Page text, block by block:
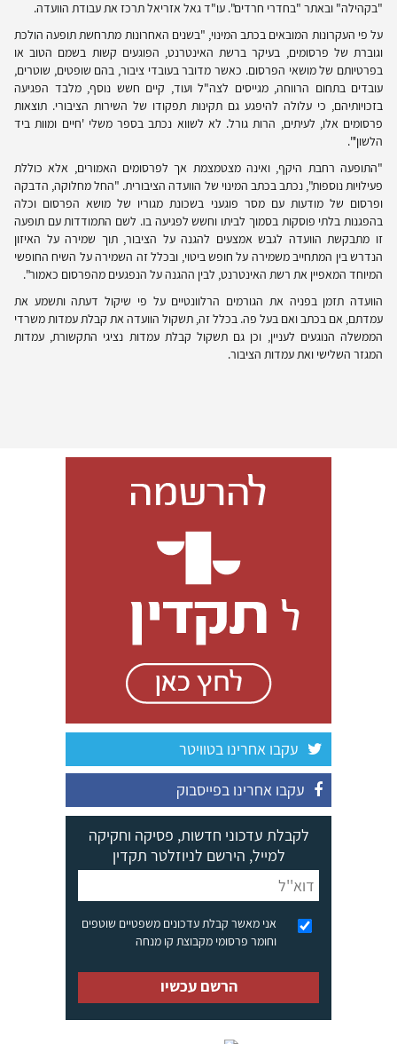
"בקהילה" ובאתר "בחדרי חרדים". עו"ד גאל אזריאל תרכז את עבודת הוועדה.
על פי העקרונות המובאים בכתב המינוי, "בשנים האחרונות מתרחשת תופעה הולכת
וגוברת של פרסומים, בעיקר ברשת האינטרנט, הפוגעים קשות בשמם הטוב או
בפרטיותם של מושאי הפרסום. כאשר מדובר בעובדי ציבור, בהם שופטים, שוטרים,
עובדים בתחום הרווחה, מגייסים לצה"ל ועוד, קיים חשש נוסף, מלבד הפגיעה
בזכויותיהם, כי עלולה להיפגע גם תקינות תפקודו של השירות הציבורי. תוצאות
פרסומים אלו, לעיתים, הרות גורל. לא לשווא נכתב בספר משלי 'חיים ומוות ביד
הלשון'".
"התופעה רחבת היקף, ואינה מצטמצמת אך לפרסומים האמורים, אלא כוללת
פעילויות נוספות", נכתב בכתב המינוי של הוועדה הציבורית. "החל מחלוקה, הדבקה
ופרסום של מודעות עם מסר פוגעני בשכונת מגוריו של מושא הפרסום וכלה
בהפגנות בלתי פוסקות בסמוך לביתו וחשש לפגיעה בו. לשם התמודדות עם תופעה
זו מתבקשת הוועדה לגבש אמצעים להגנה על הציבור, תוך שמירה על האיזון
הנדרש בין המתחייב משמירה על חופש ביטוי, ובכלל זה השמירה על השיח החופשי
המיוחד המאפיין את רשת האינטרנט, לבין ההגנה על הנפגעים מהפרסום כאמור".
הוועדה תזמן בפניה את הגורמים הרלוונטיים על פי שיקול דעתה ותשמע את
עמדתם, אם בכתב ואם בעל פה. בכלל זה, תשקול הוועדה את קבלת עמדות משרדי
הממשלה הנוגעים לעניין, וכן גם תשקול קבלת עמדות נציגי התקשורת, עמדות
המגזר השלישי ואת עמדות הציבור.
עקבו אחרינו בטוויטר
עקבו אחרינו בפייסבוק
לקבלת עדכוני חדשות, פסיקה וחקיקה
למייל, הירשם לניוזלטר תקדין
אני מאשר קבלת עדכונים משפטיים שוטפים
וחומר פרסומי מקבוצת קו מנחה
הרשם עכשיו